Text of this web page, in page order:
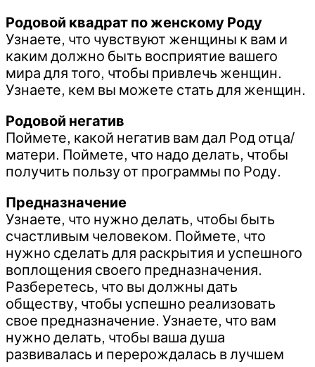
Родовой квадрат по женскому Роду
Узнаете, что чувствуют женщины к вам и
каким должно быть восприятие вашего
мира для того, чтобы привлечь женщин.
Узнаете, кем вы можете стать для женщин.
Родовой негатив
Поймете, какой негатив вам дал Род отца/
матери. Поймете, что надо делать, чтобы
получить пользу от программы по Роду.
Предназначение
Узнаете, что нужно делать, чтобы быть
счастливым человеком. Поймете, что
нужно сделать для раскрытия и успешного
воплощения своего предназначения.
Разберетесь, что вы должны дать
обществу, чтобы успешно реализовать
свое предназначение. Узнаете, что вам
нужно делать, чтобы ваша душа
развивалась и перерождалась в лучшем